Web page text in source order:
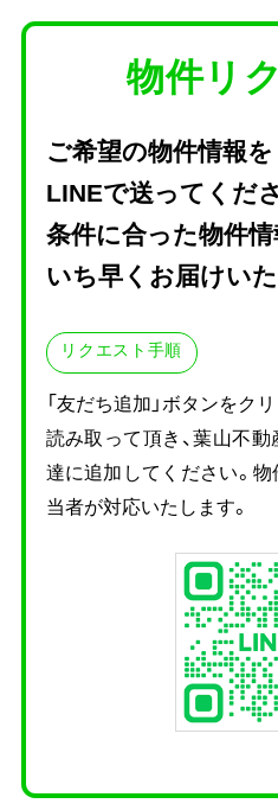
物件リ
ご希望の物件情報を
LINEで送ってくださ
条件に合った物件情
いち早くお届けいた
リクエスト手順
「友だち追加」ボタンをク
読み取って頂き、葉山不動
達に追加してください。
当者が対応いたします。